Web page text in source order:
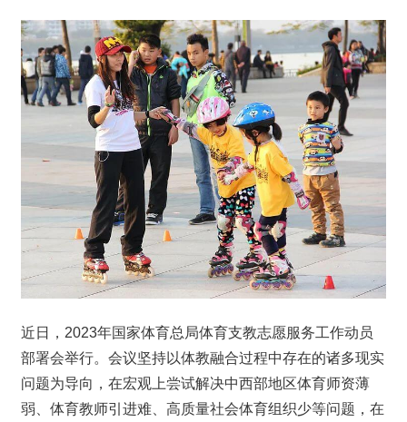
近日，2023年国家体育总局体育支教志愿服务工作动员
部署会举行。会议坚持以体教融合过程中存在的诸多现实
问题为导向，在宏观上尝试解决中西部地区体育师资薄
弱、体育教师引进难、高质量社会体育组织少等问题，在